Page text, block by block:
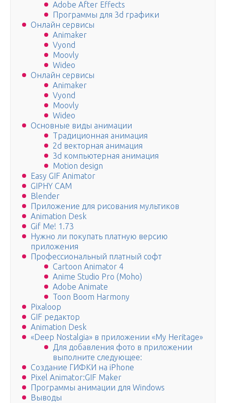
Adobe After Effects
Программы для 3d графики
Онлайн сервисы
Animaker
Vyond
Moovly
Wideo
Онлайн сервисы
Animaker
Vyond
Moovly
Wideo
Основные виды анимации
Традиционная анимация
2d векторная анимация
3d компьютерная анимация
Motion design
Easy GIF Animator
GIPHY CAM
Blender
Приложение для рисования мультиков
Animation Desk
Gif Me! 1.73
Нужно ли покупать платную версию
приложения
Профессиональный платный софт
Cartoon Animator 4
Anime Studio Pro (Moho)
Adobe Animate
Toon Boom Harmony
Pixaloop
GIF редактор
Animation Desk
«Deep Nostalgia» в приложении «My Heritage»
Для добавления фото в приложении
выполните следующее:
Создание ГИФКИ на iPhone
Pixel Animator:GIF Maker
Программы анимации для Windows
Выводы